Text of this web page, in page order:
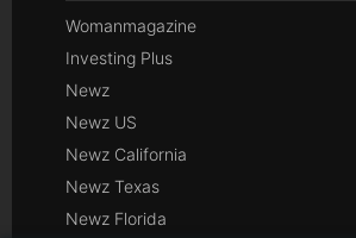
Womanmagazine
Investing Plus
Newz
Newz US
Newz California
Newz Texas
Newz Florida